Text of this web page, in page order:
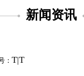
新闻资讯
： T|T